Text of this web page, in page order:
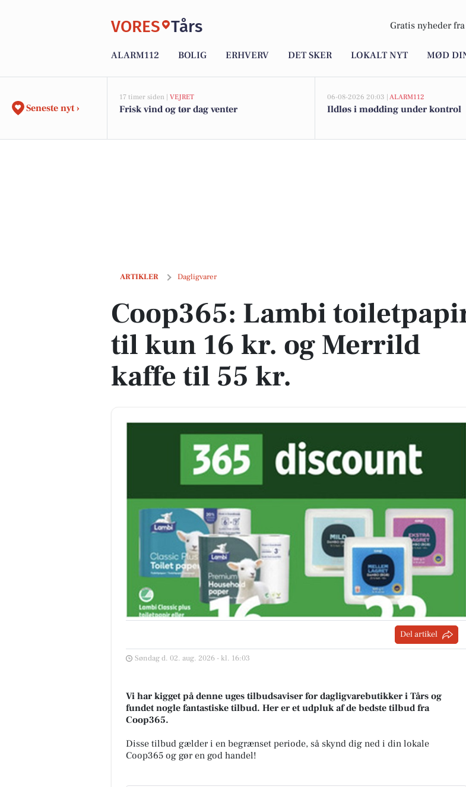
VORES Tårs Gratis nyheder fra
ALARM112 BOLIG ERHVERV DET SKER LOKALT NYT MØD
Seneste nyt ›
17 timer siden | VEJRET
Frisk vind og tør dag venter
06-08-2026 20:03 | ALARM112
Ildløs i mødding under kontrol
ARTIKLER Dagligvarer
Coop365: Lambi toiletpapir til kun 16 kr. og Merrild kaffe til 55 kr.
Coop365: Lambi
til kun 16 kr. og Merrild
kaffe til 55 kr.
Del artikel
Søndag d. 02. aug. 2026 - kl. 16:03
Vi har kigget på denne uges tilbudsaviser for dagligvarebutikker i Tårs og
fundet nogle fantastiske tilbud. Her er et udpluk af de bedste tilbud fra
Coop365.
Disse tilbud gælder i en begrænset periode, så skynd dig ned i din lokale
Coop365 og gør en god handel!